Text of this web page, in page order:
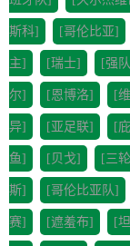
斯科] [哥伦比亚]
主] [瑞士] [强
尔] [恩博洛] [
异] [亚足联] [
鱼] [贝戈] [三
斯] [哥伦比亚队]
赛] [遮羞布] [